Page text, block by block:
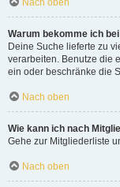
Nach oben
Warum bekomme ich
Deine Suche lieferte zu
verarbeiten. Benutze die
ein oder beschränke die
Nach oben
Wie kann ich nach
Gehe zur Mitgliederliste
Nach oben